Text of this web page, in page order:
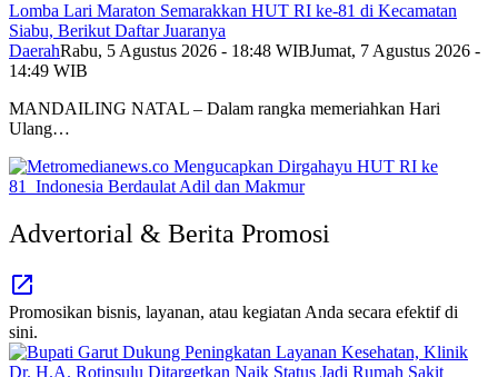
Lomba Lari Maraton Semarakkan HUT RI ke-81 di Kecamatan
Siabu, Berikut Daftar Juaranya
DaerahRabu, 5 Agustus 2026 - 18:48 WIBJumat, 7 Agustus 2026 -
14:49 WIB
MANDAILING NATAL – Dalam rangka memeriahkan Hari
Ulang…
Advertorial & Berita Promosi
Promosikan bisnis, layanan, atau kegiatan Anda secara efektif di
sini.